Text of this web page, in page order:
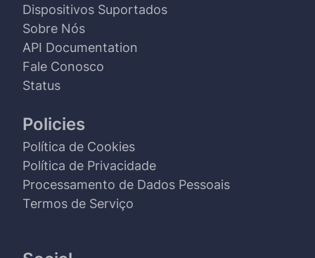
Dispositivos Suportados
Sobre Nós
API Documentation
Fale Conosco
Status
Policies
Política de Cookies
Política de Privacidade
Processamento de Dados Pessoais
Termos de Serviço